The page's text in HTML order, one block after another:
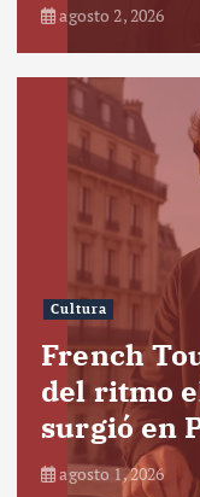
agosto 2, 2026
Cultura
French
del ritmo
surgió en
agosto 1, 2026